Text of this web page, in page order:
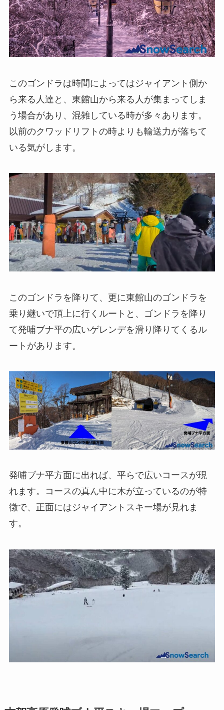
このゴンドラは時間によってはジャイアント側か
ら来る人達と、東館山から来る人が集まってしま
う場合があり、混雑している時が多々あります。
以前のクワッドリフトの時よりも輸送力が落ちて
いる気がします。
このゴンドラを降りて、更に東館山のゴンドラを
乗り継いで頂上に行くルートと、ゴンドラを降り
て発哺ブナ平の広いゲレンデを滑り降りてくるル
ートがあります。
発哺ブナ平方面に出れば、平らで広いコースが現
れます。コースの真ん中に木が立っているのが特
徴で、正面にはジャイアントスキー場が見れま
す。